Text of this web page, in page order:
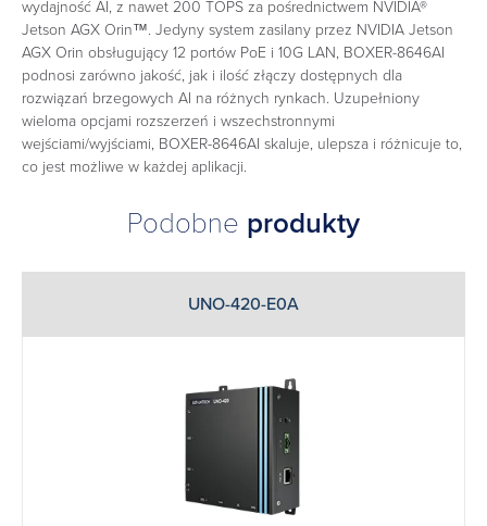
wydajność AI, z nawet 200 TOPS za pośrednictwem NVIDIA®
Jetson AGX Orin™. Jedyny system zasilany przez NVIDIA Jetson
AGX Orin obsługujący 12 portów PoE i 10G LAN, BOXER-8646AI
podnosi zarówno jakość, jak i ilość złączy dostępnych dla
rozwiązań brzegowych AI na różnych rynkach. Uzupełniony
wieloma opcjami rozszerzeń i wszechstronnymi
wejściami/wyjściami, BOXER-8646AI skaluje, ulepsza i różnicuje to,
co jest możliwe w każdej aplikacji.
Podobne produkty
UNO-420-E0A